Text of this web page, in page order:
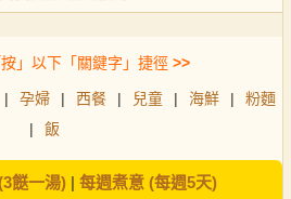
」以下「關鍵字」捷徑 >>
| 孕婦 | 西餐 | 兒童 | 海鮮 |
粉麵
|
飯
餸一湯)| 每週煮意 (每週5天)